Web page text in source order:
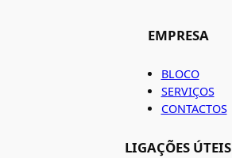
EMPRESA
BLOCO
SERVIÇOS
CONTACTOS
LIGAÇÕES ÚTEIS